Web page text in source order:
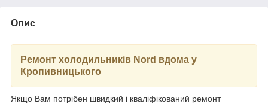
Опис
Ремонт холодильників Nord вдома у
Кропивницького
Якщо Вам потрібен швидкий і кваліфікований ремонт